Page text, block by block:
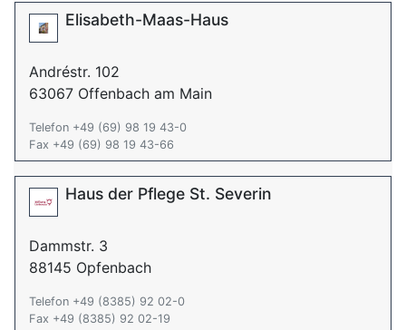
Elisabeth-Maas-Haus
Andréstr. 102
63067 Offenbach am Main
Telefon +49 (69) 98 19 43-0
Fax +49 (69) 98 19 43-66
Haus der Pflege St. Severin
Dammstr. 3
88145 Opfenbach
Telefon +49 (8385) 92 02-0
Fax +49 (8385) 92 02-19